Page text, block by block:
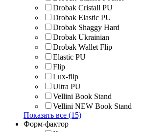
Drobak Cristall PU
Drobak Elastic PU
Drobak Shaggy Hard
Drobak Ukrainian
Drobak Wallet Flip
Elastic PU
Flip
Lux-flip
Ultra PU
Vellini Book Stand
Vellini NEW Book Stand
Показать все (15)
Форм-фактор